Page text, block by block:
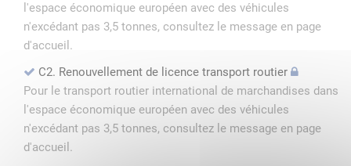
l'espace économique européen avec des véhicules
n'excédant pas 3,5 tonnes, consultez le message en page
d'accueil.
C2. Renouvellement de licence transport routier
Pour le transport routier international de marchandises dans
l'espace économique européen avec des véhicules
n'excédant pas 3,5 tonnes, consultez le message en page
d'accueil.